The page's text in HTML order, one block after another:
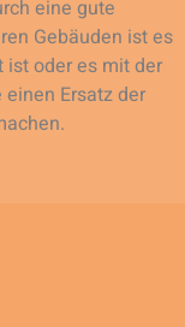
eine gute
Gebäuden ist es
ist oder es mit der
Ersatz der